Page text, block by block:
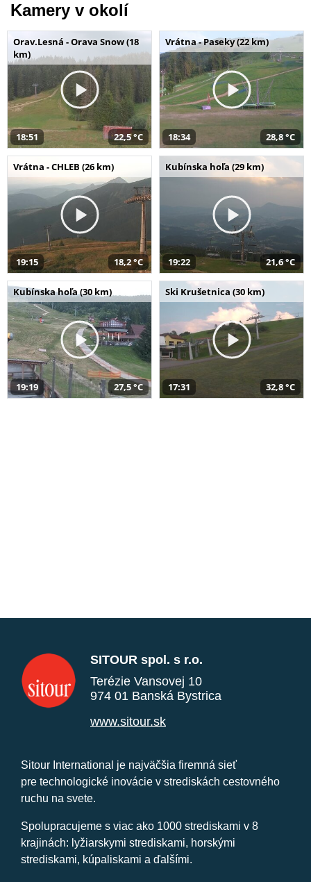
Kamery v okolí
Orav.Lesná - Orava Snow (18
km)
18:51 22,5 °C
Vrátna - Paseky (22 km)
18:34 28,8 °C
Vrátna - CHLEB (26 km)
19:15 18,2 °C
Kubínska hoľa (29 km)
19:22 21,6 °C
Kubínska hoľa (30 km)
19:19 27,5 °C
Ski Krušetnica (30 km)
17:31 32,8 °C
SITOUR spol. s r.o.
Terézie Vansovej 10
974 01 Banská Bystrica
www.sitour.sk
Sitour International je najväčšia firemná sieť
pre technologické inovácie v strediskách cestovného
ruchu na svete.
Spolupracujeme s viac ako 1000 strediskami v 8
krajinách: lyžiarskymi strediskami, horskými
strediskami, kúpaliskami a ďalšími.